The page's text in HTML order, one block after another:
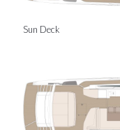
Sun Deck